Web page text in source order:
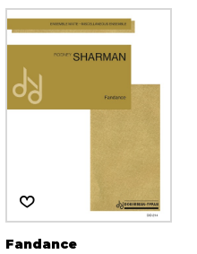
Fandance